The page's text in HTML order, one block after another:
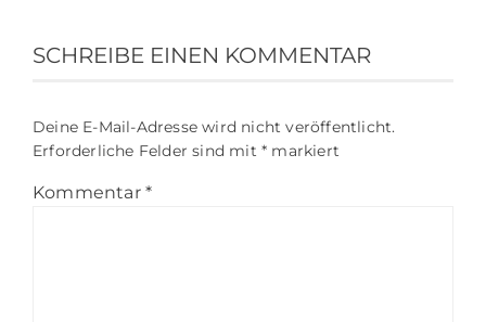
SCHREIBE EINEN KOMMENTAR
Deine E-Mail-Adresse wird nicht veröffentlicht.
Erforderliche Felder sind mit * markiert
Kommentar *